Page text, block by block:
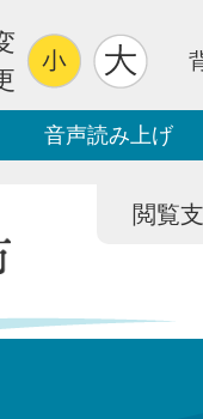
音声読み上げ
閲覧